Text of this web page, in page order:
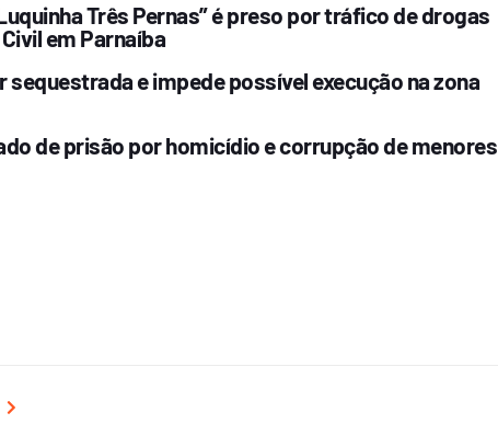
Três Pernas” é preso por tráfico de drogas
em Parnaíba
e impede possível execução na zona
de prisão por homicídio e corrupção de menores